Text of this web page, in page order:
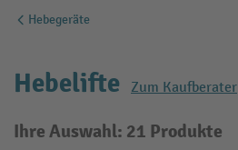
Hebegeräte
Hebelifte Zum Kaufberater
Ihre Auswahl: 21 Produkte